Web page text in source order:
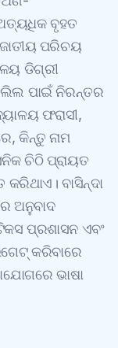
ବୃହତ
ଜାତୀୟ ପରିଚୟ
ଡିଗ୍ରୀ
ପାଇଁ ନିରନ୍ତର
ଫରାସୀ,
କିନ୍ତୁ ନାମ
ଚିଠି ପ୍ରାୟତ
ବାସିନ୍ଦା
ଅନୁବାଦ
ପ୍ରଶାସନ ଏବଂ
କରିବାରେ
ଭାଷା